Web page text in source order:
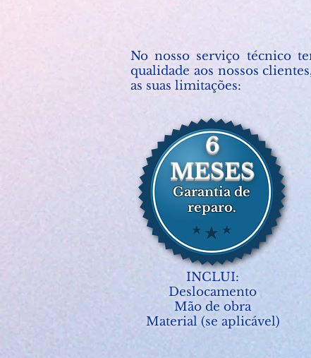
No nosso serviço técnico
qualidade aos nossos
as suas limitações:
Garantia de
reparo.
6
MESES
INCLUI:
Deslocamento
Mão de obra
Material (se aplicável)